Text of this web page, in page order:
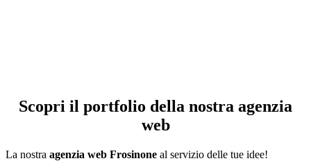
Scopri il portfolio della nostra agenzia
web
La nostra agenzia web Frosinone al servizio delle tue idee!